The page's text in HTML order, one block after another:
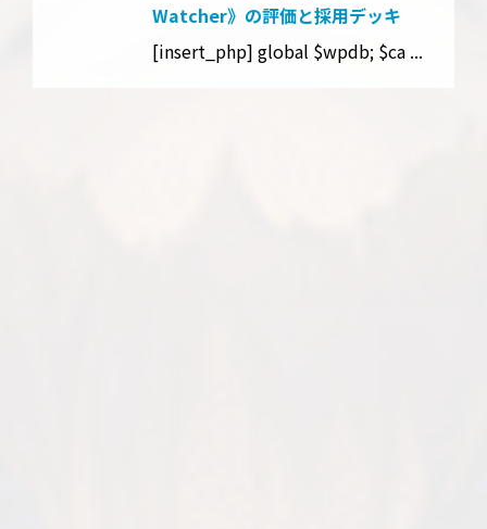
Watcher》の評価と採用デッキ
[insert_php] global $wpdb; $ca ...